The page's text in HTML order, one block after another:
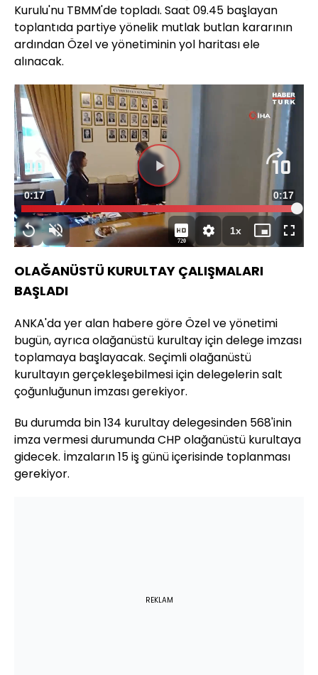
Kurulu'nu TBMM'de topladı. Saat 09.45 başlayan
toplantıda partiye yönelik mutlak butlan kararının
ardından Özel ve yönetiminin yol haritası ele
alınacak.
Videoyu
Oynat
Yeniden
Oynat
Sesi
Aç
Süre
0:17 Toplam
Süre
0:17
720
Yüklendi:
100.00%
1xOynatma
Hızı
Mini
oynatıcı
Tam
Ekran
OLAĞANÜSTÜ KURULTAY ÇALIŞMALARI
BAŞLADI
ANKA'da yer alan habere göre Özel ve yönetimi
bugün, ayrıca olağanüstü kurultay için delege imzası
toplamaya başlayacak. Seçimli olağanüstü
kurultayın gerçekleşebilmesi için delegelerin salt
çoğunluğunun imzası gerekiyor.
Bu durumda bin 134 kurultay delegesinden 568'inin
imza vermesi durumunda CHP olağanüstü kurultaya
gidecek. İmzaların 15 iş günü içerisinde toplanması
gerekiyor.
REKLAM